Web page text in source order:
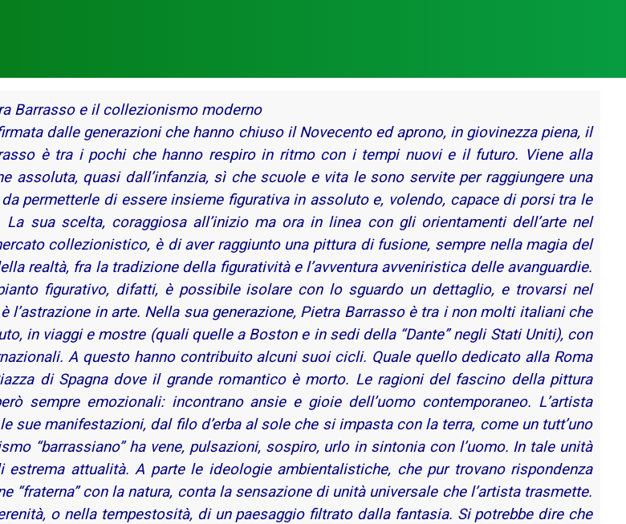
Barrasso e il collezionismo moderno
dalle generazioni che hanno chiuso il Novecento ed aprono, in giovinezza piena, il
è tra i pochi che hanno respiro in ritmo con i tempi nuovi e il futuro. Viene alla
assoluta, quasi dall’infanzia, sì che scuole e vita le sono servite per raggiungere una
permetterle di essere insieme figurativa in assoluto e, volendo, capace di porsi tra le
La sua scelta, coraggiosa all’inizio ma ora in linea con gli orientamenti dell’arte nel
collezionistico, è di aver raggiunto una pittura di fusione, sempre nella magia del
realtà, fra la tradizione della figuratività e l’avventura avveniristica delle avanguardie.
figurativo, difatti, è possibile isolare con lo sguardo un dettaglio, e trovarsi nel
l’astrazione in arte. Nella sua generazione, Pietra Barrasso è tra i non molti italiani che
in viaggi e mostre (quali quelle a Boston e in sedi della “Dante” negli Stati Uniti), con
A questo hanno contribuito alcuni suoi cicli. Quale quello dedicato alla Roma
di Spagna dove il grande romantico è morto. Le ragioni del fascino della pittura
sempre emozionali: incontrano ansie e gioie dell’uomo contemporaneo. L’artista
sue manifestazioni, dal filo d’erba al sole che si impasta con la terra, come un tutt’uno
“barrassiano” ha vene, pulsazioni, sospiro, urlo in sintonia con l’uomo. In tale unità
attualità. A parte le ideologie ambientalistiche, che pur trovano rispondenza
“fraterna” con la natura, conta la sensazione di unità universale che l’artista trasmette.
o nella tempestosità, di un paesaggio filtrato dalla fantasia. Si potrebbe dire che